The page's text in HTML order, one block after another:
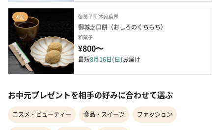
4位 御菓子司 本家菊屋
御城之口餅（おしろのくちもち）
和菓子
¥800〜
最短8月16日(日)お届け
お中元プレゼントを相手の好みに合わせて選ぶ
コスメ・ビューティー 食品・スイーツ ファッション